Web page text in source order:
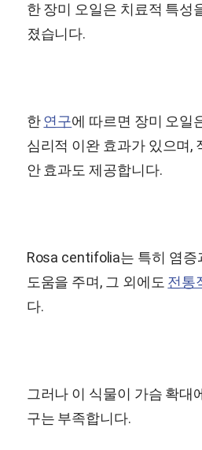
한 장미 오일은 치료적 특성
졌습니다.
한연구에 따르면 장미 오일
심리적 이완 효과가 있으며,
안 효과도 제공합니다.
Rosa centifolia는 특히 염증
도움을 주며, 그 외에도 전통
다.
그러나 이 식물이 가슴 확대
구는 부족합니다.